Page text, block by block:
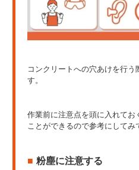
コンクリートへの穴あけを行う
す。
作業前に注意点を頭に入れてお
ことができるので参考にしてみ
粉塵に注意する